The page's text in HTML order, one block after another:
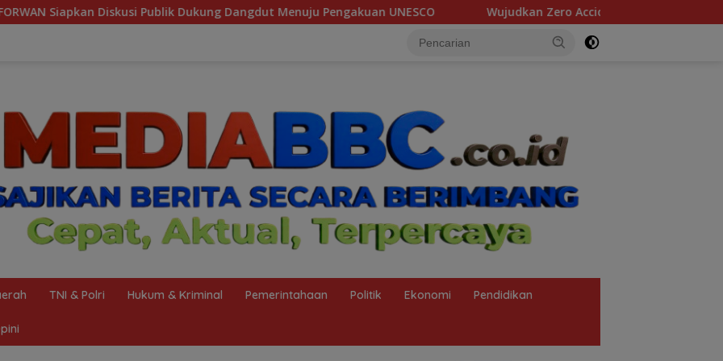
Dangdut Menuju Pengakuan UNESCO Wujudkan Zero Accident Selama Pit Stop Part II 2026, Kilang Plaju
TNI & Polri Hukum & Kriminal Pemerintahaan Politik Ekonomi Pendidikan